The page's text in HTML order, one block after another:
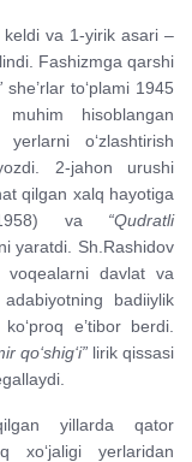
va 1-yirik asari –
Fashizmga qarshi
she’rlar to‘plami 1945
hisoblangan
o‘zlashtirish
2-jahon urushi
qilgan xalq hayotiga
va “Qudratli
yaratdi. Sh.Rashidov
davlat va
badiiylik
e’tibor berdi.
qo‘shig‘i” lirik qissasi
yillarda qator
xo‘jaligi yerlaridan